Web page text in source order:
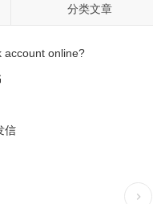
分类文章
account online?
信